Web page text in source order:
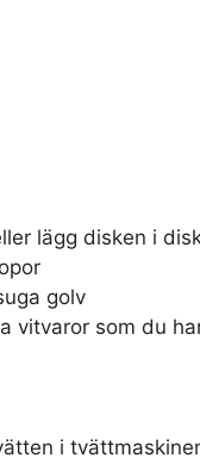
lägg disken i
golv
vitvaror som du
i